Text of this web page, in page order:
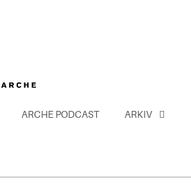
ARCHE PODCAST ARKIV